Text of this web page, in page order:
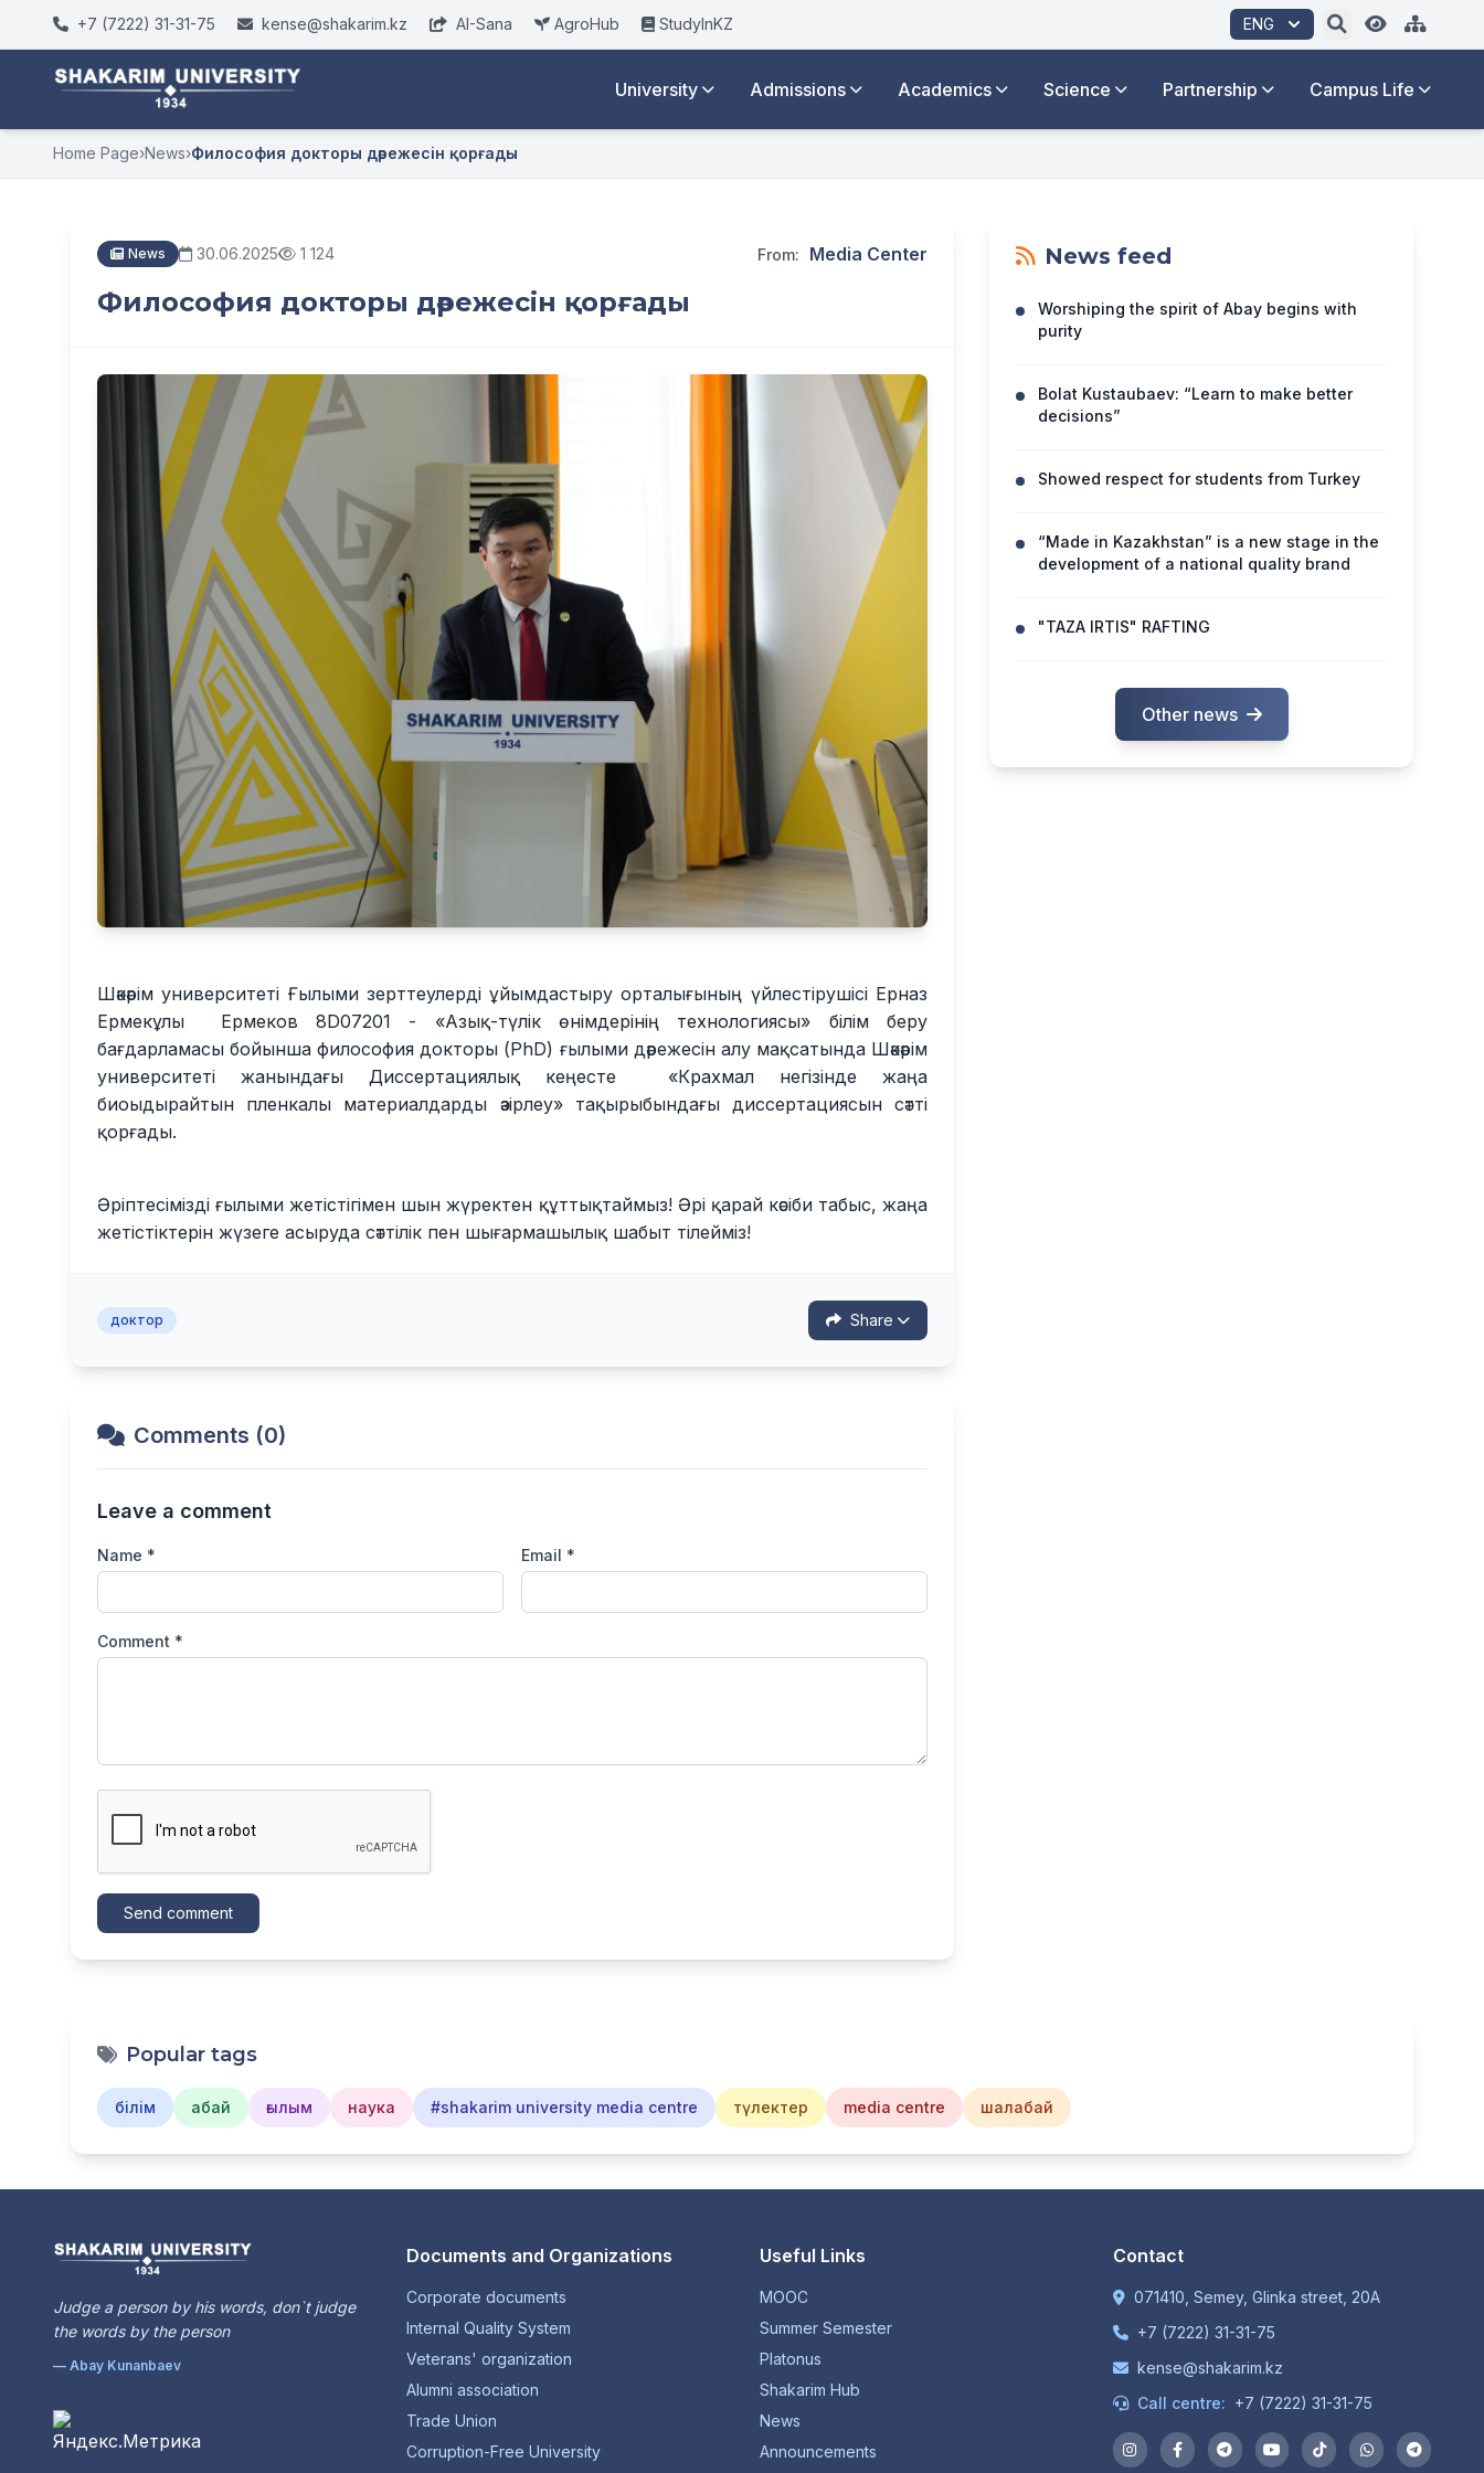
+7 (7222) 31-31-75 kense@shakarim.kz AI-Sana AgroHub StudyInKZ ENG
University Admissions Academics Science Partnership Campus Life
Home Page›News›Философия докторы дәрежесін қорғады
News 30.06.2025 1 124 From: Media Center
Философия докторы дәрежесін қорғады
Шәкәрім университеті Ғылыми зерттеулерді ұйымдастыру орталығының үйлестірушісі Ерназ
Ермекұлы Ермеков 8D07201 - «Азық-түлік өнімдерінің технологиясы» білім беру
бағдарламасы бойынша философия докторы (PhD) ғылыми дәрежесін алу мақсатында Шәкәрім
университеті жанындағы Диссертациялық кеңесте «Крахмал негізінде жаңа
биоыдырайтын пленкалы материалдарды әзірлеу» тақырыбындағы диссертациясын сәтті
қорғады.
Әріптесімізді ғылыми жетістігімен шын жүректен құттықтаймыз! Әрі қарай кәсіби табыс, жаңа
жетістіктерін жүзеге асыруда сәттілік пен шығармашылық шабыт тілейміз!
доктор Share
Comments (0)
Leave a comment
Name * Email *
Comment *
Send comment
News feed
Worshiping the spirit of Abay begins with
purity
Bolat Kustaubaev: “Learn to make better
decisions”
Showed respect for students from Turkey
“Made in Kazakhstan” is a new stage in the
development of a national quality brand
"TAZA IRTIS" RAFTING
Other news
Popular tags
білім абай ғылым наука #shakarim university media centre түлектер media centre шалабай
Judge a person by his words, don`t judge
the words by the person
— Abay Kunanbaev
Documents and Organizations
Corporate documents
Internal Quality System
Veterans' organization
Alumni association
Trade Union
Corruption-Free University
Useful Links
MOOC
Summer Semester
Platonus
Shakarim Hub
News
Announcements
Contact
071410, Semey, Glinka street, 20A
+7 (7222) 31-31-75
kense@shakarim.kz
Call centre: +7 (7222) 31-31-75